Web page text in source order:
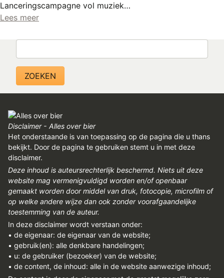
Topmenu
INLOGGEN
REGISTREREN
FACEBOOK
CONTACT
Lanceringscampagne vol muziek…
Lees meer
Disclaimer - Alles over bier
Het onderstaande is van toepassing op de pagina die u thans
bekijkt. Door de pagina te gebruiken stemt u in met deze
disclaimer.
Deze inhoud is auteursrechterlijk beschermd. Niets uit deze
website mag vermenigvuldigd worden en/of openbaar
gemaakt worden door middel van druk, fotocopie, microfilm of
op welke andere wijze dan ook zonder voorafgaandelijke
toestemming van de auteur.
In deze disclaimer wordt verstaan onder:
• de eigenaar: de eigenaar van de website;
• gebruik(en): alle denkbare handelingen;
• u: de gebruiker (bezoeker) van de website;
• de content, de inhoud: alle in de website aanwezige inhoud;